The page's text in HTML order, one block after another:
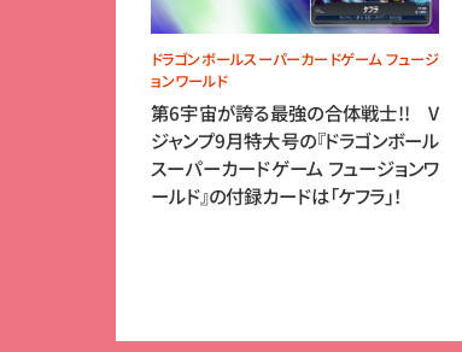
ドラゴンボールスーパーカードゲーム フュージ
ョンワールド
第6宇宙が誇る最強の合体戦士!! V
ジャンプ9月特大号の『ドラゴンボール
スーパーカードゲーム フュージョンワ
ールド』の付録カードは「ケフラ」！